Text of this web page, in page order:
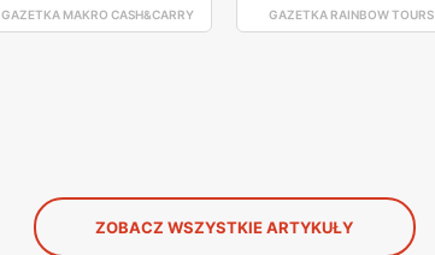
GAZETKA MAKRO CASH&CARRY GAZETKA RAINBOW TOURS
ZOBACZ WSZYSTKIE ARTYKUŁY